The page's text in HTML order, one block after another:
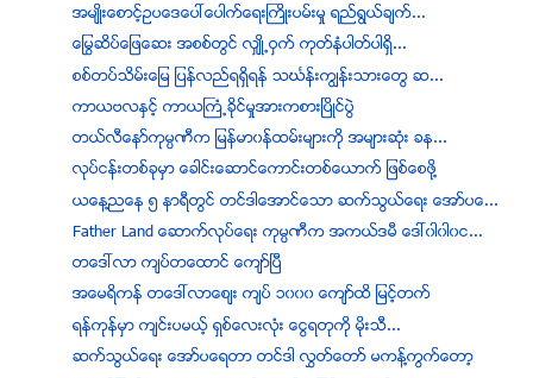
အမ်ဳိးေစာင့္ဥပေဒေပၚေပါက္ေရးႀကိဳးပမ္းမႈ ရည္ရြယ္ခ်က္...
ေျမြဆိပ္ေျဖေဆး အစစ္တြင္ လွ်ဳိ႕ဝွက္ ကုတ္နံပါတ္ပါရွိ...
စစ္တပ္သိမ္းေျမ ျပန္လည္ရရွိရန္ သဃၤန္းကၽြန္းသားေတြ ဆ...
ကာယဗလႏွင့္ ကာယႀကံ႕ခိုင္မႈအားကစားၿပိဳင္ပြဲ
တယ္လီေနာ္ကုမၸဏီက ျမန္မာ၀န္ထမ္းမ်ားကို အမ်ားဆုံး ခန...
လုပ္ငန္းတစ္ခုမွာ ေခါင္းေဆာင္ေကာင္းတစ္ေယာက္ ျဖစ္ေစဖုိ႔
ယေန႔ညေန ၅ နာရီတြင္ တင္ဒါေအာင္ေသာ ဆက္သြယ္ေရး ေအာ္ပေ...
Father Land ေဆာက္လုပ္ေရး ကုမၸဏီက အကယ္ဒမီ ေဒၚ၀ါ၀ါ၀င...
တေဒၚလာ က်ပ္တေထာင္ ေက်ာ္ၿပီ
အေမရိကန္ တေဒၚလာေစ်း က်ပ္ ၁၀၀၀ ေက်ာ္ထိ ျမင့္တက္
ရန္ကုန္မွာ က်င္းပမယ့္ ရွစ္ေလးလံုး ေငြရတုကို မုိးသီ...
ဆက္သြယ္ေရး ေအာ္ပေရတာ တင္ဒါ လႊတ္ေတာ္ မကန္႔ကြက္ေတာ့